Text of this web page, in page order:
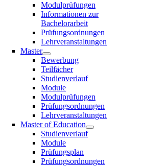
Modulprüfungen
Informationen zur
Bachelorarbeit
Prüfungsordnungen
Lehrveranstaltungen
Master
Bewerbung
Teilfächer
Studienverlauf
Module
Modulprüfungen
Prüfungsordnungen
Lehrveranstaltungen
Master of Education
Studienverlauf
Module
Prüfungsplan
Prüfungsordnungen